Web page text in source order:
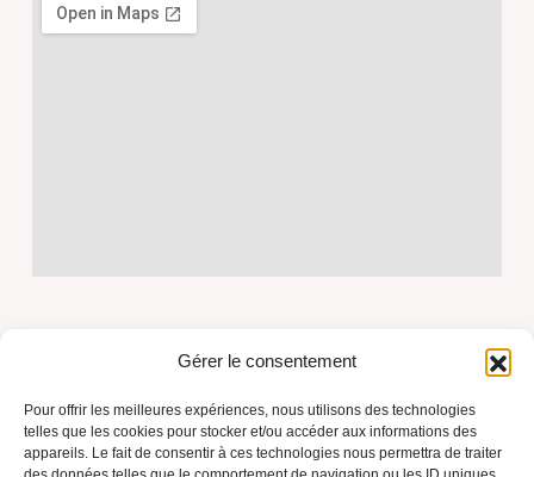
Gérer le consentement
Pour offrir les meilleures expériences, nous utilisons des technologies
telles que les cookies pour stocker et/ou accéder aux informations des
appareils. Le fait de consentir à ces technologies nous permettra de traiter
Azur Toiture Rénovation, fondée par Marius, artisan